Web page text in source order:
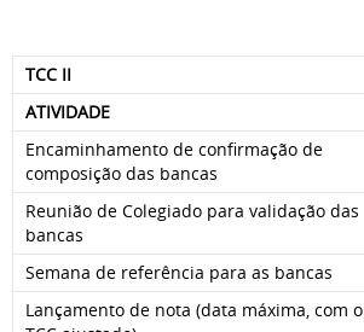
TCC II
ATIVIDADE
Encaminhamento de confirmação de
composição das bancas
Reunião de Colegiado para validação das
bancas
Semana de referência para as bancas
Lançamento de nota (data máxima, com o